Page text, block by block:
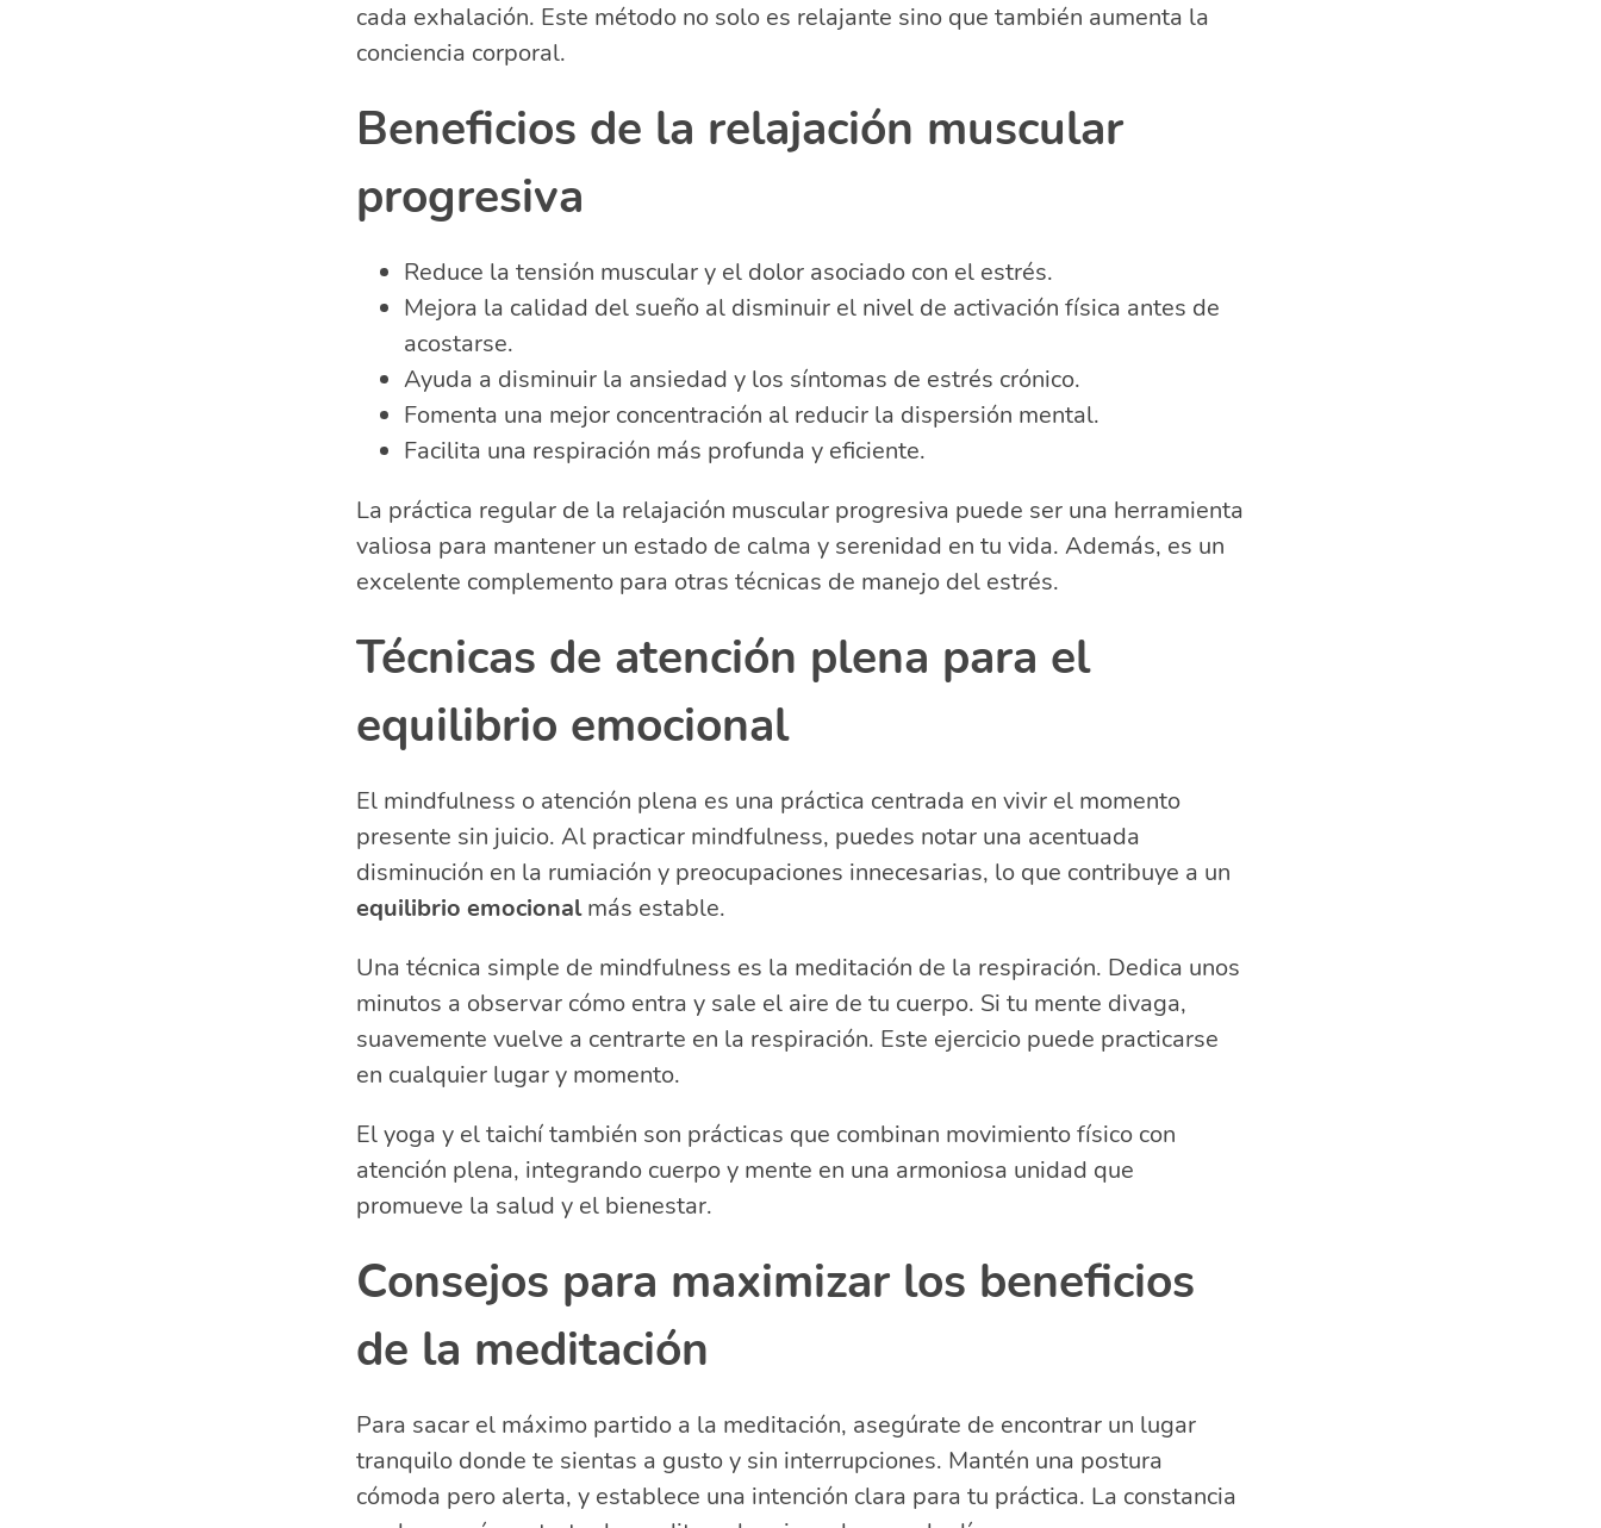
cada exhalación. Este método no solo es relajante sino que también aumenta la
conciencia corporal.
Beneficios de la relajación muscular
progresiva
Reduce la tensión muscular y el dolor asociado con el estrés.
Mejora la calidad del sueño al disminuir el nivel de activación física antes de
acostarse.
Ayuda a disminuir la ansiedad y los síntomas de estrés crónico.
Fomenta una mejor concentración al reducir la dispersión mental.
Facilita una respiración más profunda y eficiente.
La práctica regular de la relajación muscular progresiva puede ser una herramienta
valiosa para mantener un estado de calma y serenidad en tu vida. Además, es un
excelente complemento para otras técnicas de manejo del estrés.
Técnicas de atención plena para el
equilibrio emocional
El mindfulness o atención plena es una práctica centrada en vivir el momento
presente sin juicio. Al practicar mindfulness, puedes notar una acentuada
disminución en la rumiación y preocupaciones innecesarias, lo que contribuye a un
equilibrio emocionalmás estable.
Una técnica simple de mindfulness es la meditación de la respiración. Dedica unos
minutos a observar cómo entra y sale el aire de tu cuerpo. Si tu mente divaga,
suavemente vuelve a centrarte en la respiración. Este ejercicio puede practicarse
en cualquier lugar y momento.
El yoga y el taichí también son prácticas que combinan movimiento físico con
atención plena, integrando cuerpo y mente en una armoniosa unidad que
promueve la salud y el bienestar.
Consejos para maximizar los beneficios
de la meditación
Para sacar el máximo partido a la meditación, asegúrate de encontrar un lugar
tranquilo donde te sientas a gusto y sin interrupciones. Mantén una postura
cómoda pero alerta, y establece una intención clara para tu práctica. La constancia